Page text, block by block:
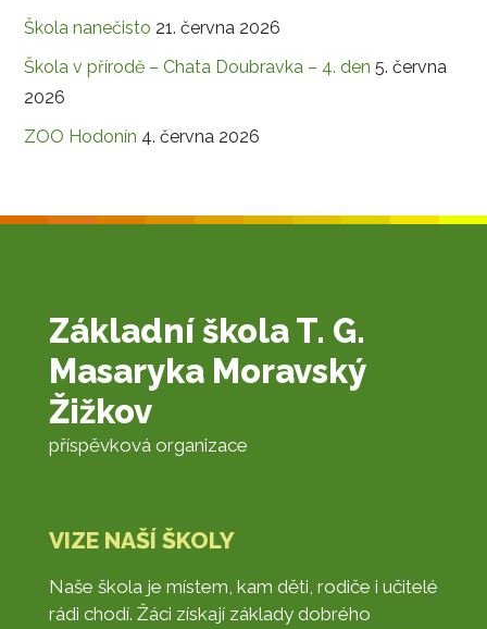
Škola nanečisto 21. června 2026
Škola v přírodě – Chata Doubravka – 4. den 5. června
2026
ZOO Hodonín 4. června 2026
Základní škola T. G.
Masaryka Moravský
Žižkov
příspěvková organizace
VIZE NAŠÍ ŠKOLY
Naše škola je místem, kam děti, rodiče i učitelé
rádi chodí. Žáci získají základy dobrého